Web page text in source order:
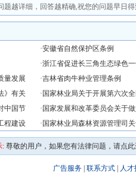
题越详细，回答越精确,祝您的问题早日得
·安徽省自然保护区条例
·浙江省促进长三角生态绿色
量发展 ·吉林省肉牛种业管理条例
》有关 · 国家林业局关于开展第六次
中国节 · 国家发展和改革委员会关于
程建设 · 国家林业局森林资源管理司
: 尊敬的用户，如果您有法律问题，请点
广告服务| 联系方式| 人